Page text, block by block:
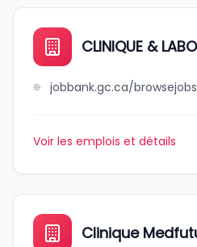
CLINIQUE &
Voir les emplois et détails
Clinique